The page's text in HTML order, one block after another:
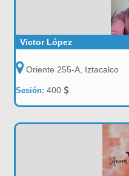
Victor López
Oriente 255-A, Iztacalco
Sesión:400